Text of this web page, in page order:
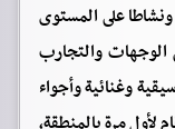
على المستوى
الوجهات والتجارب
وغنائية وأجواء